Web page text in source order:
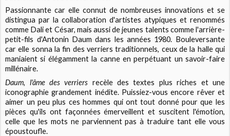
Passionnante car elle connut de nombreuses innovations et se
distingua par la collaboration d'artistes atypiques et renommés
comme Dali et César, mais aussi de jeunes talents comme l'arrière-
petit-fils d'Antonin Daum dans les années 1980. Bouleversante
car elle sonna la fin des verriers traditionnels, ceux de la halle qui
maniaient si élégamment la canne en perpétuant un savoir-faire
millénaire.
Daum, l'âme des verriers recèle des textes plus riches et une
iconographie grandement inédite. Puissiez-vous encore rêver et
aimer un peu plus ces hommes qui ont tout donné pour que les
pièces qu'ils ont façonnées émerveillent et suscitent l'émotion,
celle que les mots ne parviennent pas à traduire tant elle vous
époustoufle.